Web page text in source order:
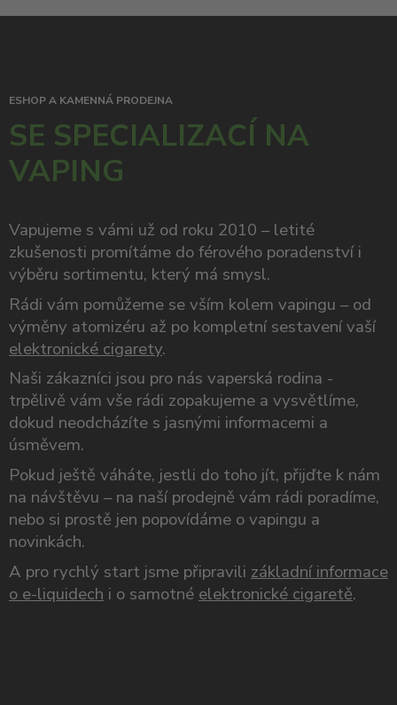
ESHOP A KAMENNÁ PRODEJNA
SE SPECIALIZACÍ NA
VAPING
Vapujeme s vámi už od roku 2010 – letité
zkušenosti promítáme do férového poradenství i
výběru sortimentu, který má smysl.
Rádi vám pomůžeme se vším kolem vapingu – od
výměny atomizéru až po kompletní sestavení vaší
elektronické cigarety.
Naši zákazníci jsou pro nás vaperská rodina -
trpělivě vám vše rádi zopakujeme a vysvětlíme,
dokud neodcházíte s jasnými informacemi a
úsměvem.
Pokud ještě váháte, jestli do toho jít, přijďte k nám
na návštěvu – na naší prodejně vám rádi poradíme,
nebo si prostě jen popovídáme o vapingu a
novinkách.
A pro rychlý start jsme připravili základní informace
o e-liquidech i o samotné elektronické cigaretě.